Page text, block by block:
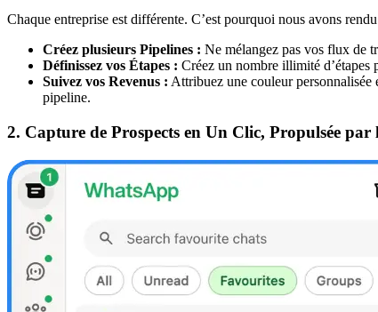
Chaque entreprise est différente. C’est pourquoi nous avons
Créez plusieurs Pipelines : Ne mélangez pas vos flux de
Définissez vos Étapes : Créez un nombre illimité d’étapes
Suivez vos Revenus : Attribuez une couleur personnalisée
pipeline.
2. Capture de Prospects en Un Clic, Propulsée par